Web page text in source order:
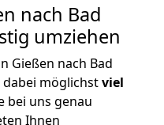
nach Bad
umziehen
Gießen nach Bad
möglichstviel
bei uns genau
Ihnen